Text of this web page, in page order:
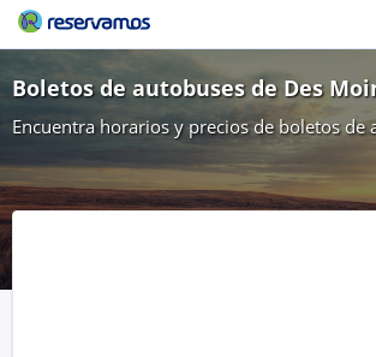
Boletos de autobuses de Des
Encuentra horarios y precios de boletos de